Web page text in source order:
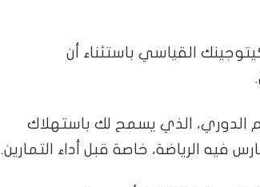
القياسي باستثناء أن
الدوري، الذي يسمح لك باستهلاك
الرياضة، خاصة قبل أداء التمارين.